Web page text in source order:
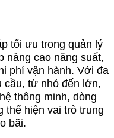
tối ưu trong quản lý
nâng cao năng suất,
phí vận hành. Với đa
cầu, từ nhỏ đến lớn,
thông minh, dòng
thể hiện vai trò trung
bãi.